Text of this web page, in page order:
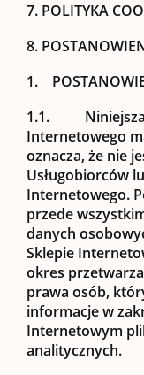
7. POLITYKA
8.
1.
1.1.
Internetowego
oznacza, że nie
Usługobiorców
Internetowego.
przede
danych
Sklepie
okres
prawa osób,
informacje w
Internetowym
analitycznych.